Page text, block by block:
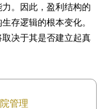
。因此，盈利结构的
存逻辑的根本变化。
决于其是否建立起真
管理